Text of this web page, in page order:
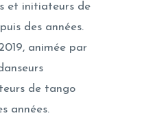
et initiateurs de
des années.
animée par
de tango
années.